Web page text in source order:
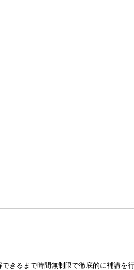
きるまで時間無制限で徹底的に補講を行